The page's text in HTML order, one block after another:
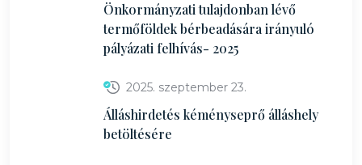
Önkormányzati tulajdonban lévő
termőföldek bérbeadására irányuló
pályázati felhívás- 2025
2025. szeptember 23.
Álláshirdetés kéményseprő álláshely
betöltésére